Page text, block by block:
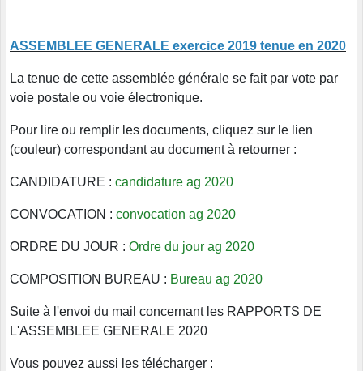
ASSEMBLEE GENERALE exercice 2019 tenue en 2020
La tenue de cette assemblée générale se fait par vote par
voie postale ou voie électronique.
Pour lire ou remplir les documents, cliquez sur le lien
(couleur) correspondant au document à retourner :
CANDIDATURE : candidature ag 2020
CONVOCATION : convocation ag 2020
ORDRE DU JOUR : Ordre du jour ag 2020
COMPOSITION BUREAU : Bureau ag 2020
Suite à l'envoi du mail concernant les RAPPORTS DE
L'ASSEMBLEE GENERALE 2020
Vous pouvez aussi les télécharger :